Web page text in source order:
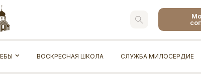
ВОСКРЕСНАЯ ШКОЛА СЛУЖБА МИЛОСЕРДИЕ